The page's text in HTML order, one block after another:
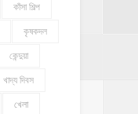
কাঁসা শিল্প
কৃষকদল
কেন্দুয়া
খাদ্য দিবস
খেলা